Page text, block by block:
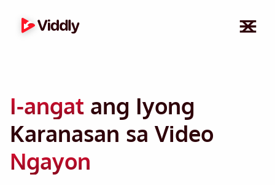
I-angat ang Iyong
Karanasan sa Video
Ngayon